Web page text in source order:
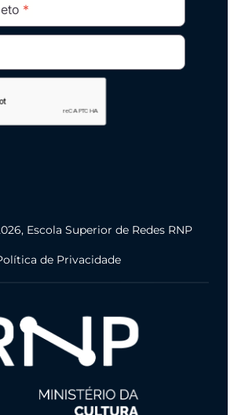
Escola Superior de Redes RNP
de Privacidade